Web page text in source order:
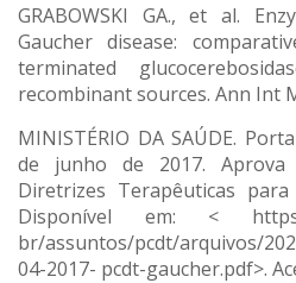
GRABOWSKI GA., et al.
Gaucher disease:
terminated
recombinant sources. Ann Int
MINISTÉRIO DA SAÚDE.
de junho de 2017.
Diretrizes Terapêuticas
Disponível em: < https://
br/assuntos/pcdt/arquivos/
04-2017- pcdt-gaucher.pdf>.